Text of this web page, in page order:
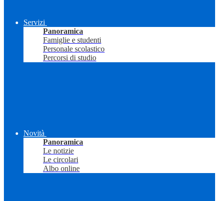
Servizi
Panoramica
Famiglie e studenti
Personale scolastico
Percorsi di studio
Novità
Panoramica
Le notizie
Le circolari
Albo online